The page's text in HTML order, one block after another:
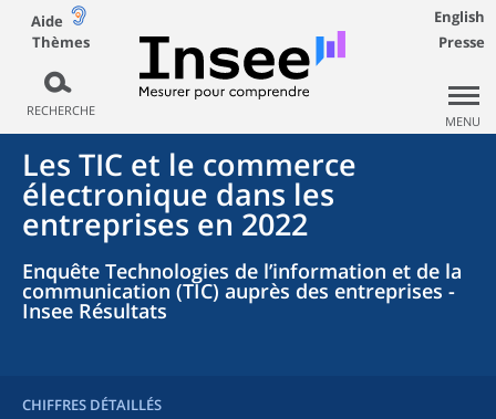
Aide
Thèmes
RECHERCHE
English
Presse
MENU
Les TIC et le commerce
électronique dans les
entreprises en 2022
Enquête Technologies de l’information et de la
communication (TIC) auprès des entreprises -
Insee Résultats
CHIFFRES DÉTAILLÉS